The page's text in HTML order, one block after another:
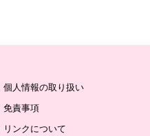
個人情報の取り扱い
免責事項
リンクについて